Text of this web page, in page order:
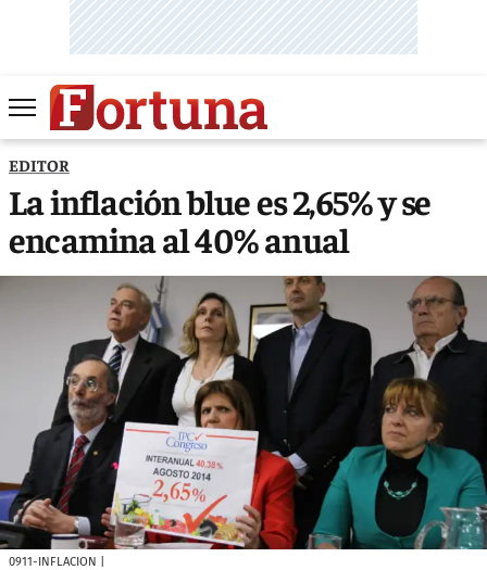
EDITOR
La inflación blue es 2,65% y se
encamina al 40% anual
0911-INFLACION